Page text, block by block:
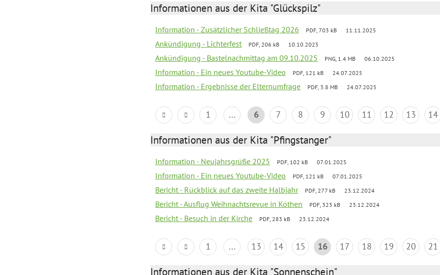
Informationen aus der Kita "Glückspilz"
Information - Zusätzlicher Schließtag 2026 PDF, 703 kB 11.11.2025
Ankündigung - Lichterfest PDF, 206 kB 10.10.2025
Ankündigung - Bastelnachmittag am 09.10.2025 PNG, 1.4 MB 06.10.2025
Information - Ein neues Youtube-Video PDF, 121 kB 24.07.2025
Information - Ergebnisse der Elternumfrage PDF, 3.8 MB 24.07.2025
1 ... 6 7 8 9 10 11 12 13 14
Informationen aus der Kita "Pfingstanger"
Information - Neujahrsgrüße 2025 PDF, 102 kB 07.01.2025
Information - Ein neues Youtube-Video PDF, 121 kB 07.01.2025
Bericht - Rückblick auf das zweite Halbjahr PDF, 277 kB 23.12.2024
Bericht - Ausflug Weihnachtsrevue in Köthen PDF, 323 kB 23.12.2024
Bericht - Besuch in der Kirche PDF, 283 kB 23.12.2024
1 ... 13 14 15 16 17 18 19 20 21
Informationen aus der Kita "Sonnenschein"